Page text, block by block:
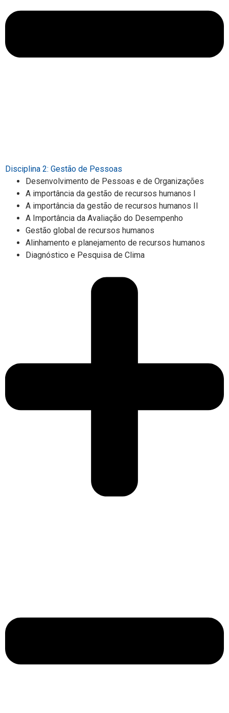
Disciplina 2: Gestão de Pessoas
Desenvolvimento de Pessoas e de Organizações
A importância da gestão de recursos humanos I
A importância da gestão de recursos humanos II
A Importância da Avaliação do Desempenho
Gestão global de recursos humanos
Alinhamento e planejamento de recursos humanos
Diagnóstico e Pesquisa de Clima